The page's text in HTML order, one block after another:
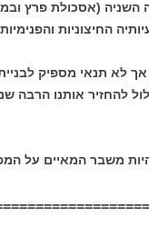
(אסכולת פרץ
החיצוניות
לא תנאי מספיק לבניית
להחזיר אותנו הרבה
משבר המאיים על